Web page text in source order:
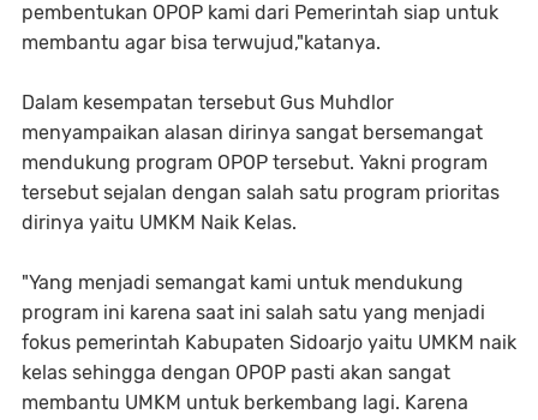
pembentukan OPOP kami dari Pemerintah siap untuk
membantu agar bisa terwujud,"katanya.
Dalam kesempatan tersebut Gus Muhdlor
menyampaikan alasan dirinya sangat bersemangat
mendukung program OPOP tersebut. Yakni program
tersebut sejalan dengan salah satu program prioritas
dirinya yaitu UMKM Naik Kelas.
"Yang menjadi semangat kami untuk mendukung
program ini karena saat ini salah satu yang menjadi
fokus pemerintah Kabupaten Sidoarjo yaitu UMKM naik
kelas sehingga dengan OPOP pasti akan sangat
membantu UMKM untuk berkembang lagi. Karena